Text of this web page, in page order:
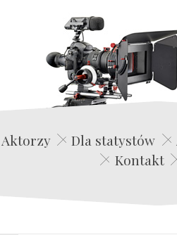
Aktorzy Dla statystów
Kontakt